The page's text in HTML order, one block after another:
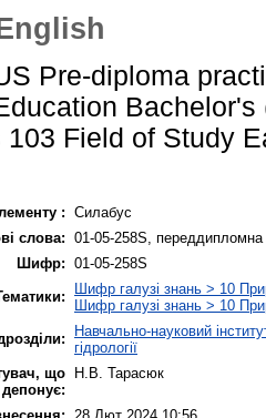
Pre-diploma
103 Field of Study
: Силабус
слова: 01-05-258S, переддипломна
Шифр: 01-05-258S
Шифр галузі знань > 10
Шифр галузі знань > 10
Навчально-науковий
гідрології
що
депонує:
Н.В. Тарасюк